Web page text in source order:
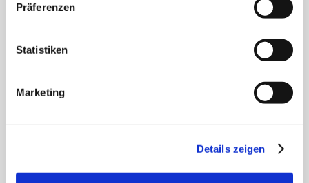
Präferenzen
Statistiken
Marketing
Details zeigen